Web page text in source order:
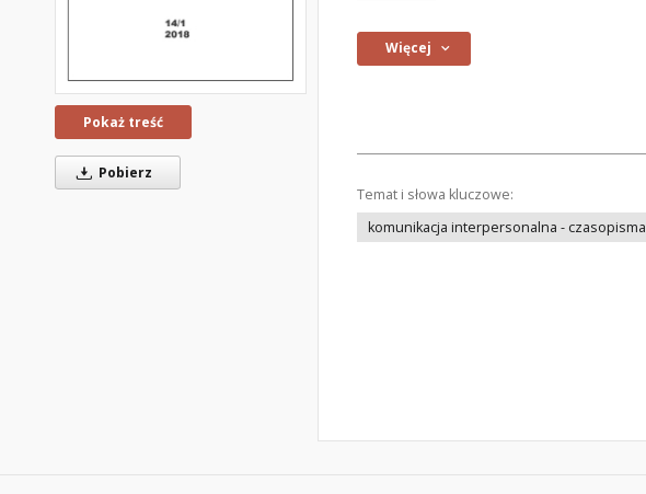
Pokaż treść
Pobierz
Więcej
Temat i słowa kluczowe:
komunikacja interpersonalna - czasopisma